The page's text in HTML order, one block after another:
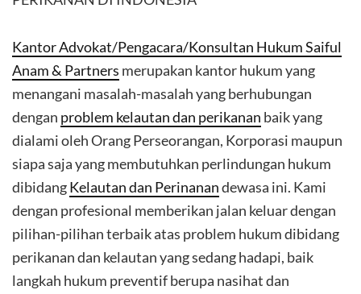
Kantor Advokat/Pengacara/Konsultan Hukum Saiful
Anam & Partners merupakan kantor hukum yang
menangani masalah-masalah yang berhubungan
dengan problem kelautan dan perikanan baik yang
dialami oleh Orang Perseorangan, Korporasi maupun
siapa saja yang membutuhkan perlindungan hukum
dibidangKelautan dan Perinanandewasa ini. Kami
dengan profesional memberikan jalan keluar dengan
pilihan-pilihan terbaik atas problem hukum dibidang
perikanan dan kelautan yang sedang hadapi, baik
langkah hukum preventif berupa nasihat dan